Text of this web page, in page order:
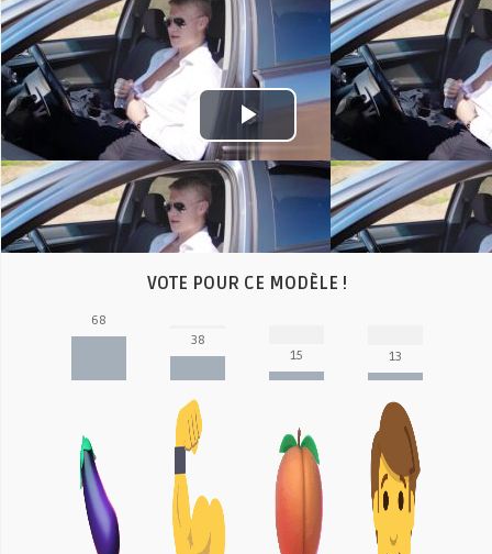
Play
Video
VOTE POUR CE MODÈLE !
68
38
15 13